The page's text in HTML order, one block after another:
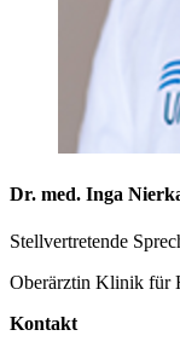
Dr. med. Inga
Stellvertretende
Oberärztin Klinik für
Kontakt